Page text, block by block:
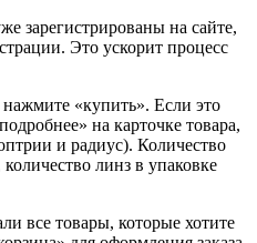
зарегистрированы на сайте,
Это ускорит процесс
«купить». Если это
на карточке товара,
и радиус). Количество
линз в упаковке
все товары, которые хотите